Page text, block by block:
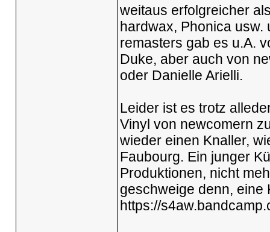
weitaus erfolgreicher
hardwax, Phonica usw.
remasters gab es u.A.
Duke, aber auch von
oder Danielle Arielli.
Leider ist es trotz
Vinyl von newcomern
wieder einen Knaller,
Faubourg. Ein junger
Produktionen, nicht
geschweige denn, eine
https://